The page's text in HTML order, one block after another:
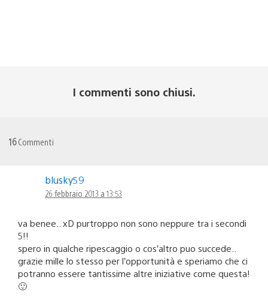
I commenti sono chiusi.
16Commenti
blusky59
26 febbraio 2013 a 13:53
va benee.. xD purtroppo non sono neppure tra i secondi
5!!
spero in qualche ripescaggio o cos’altro puo succede..
grazie mille lo stesso per l’opportunità e speriamo che ci
potranno essere tantissime altre iniziative come questa!
🙂